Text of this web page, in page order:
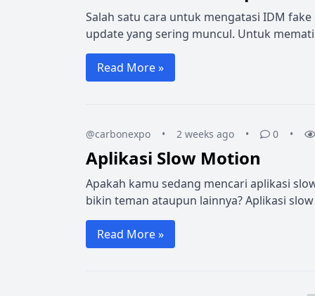
Salah satu cara untuk mengatasi IDM
update yang sering muncul. Untuk
Read More »
@carbonexpo • 2 weeks ago • 0 •
Aplikasi Slow Motion
Apakah kamu sedang mencari aplikasi
bikin teman ataupun lainnya? Aplikasi
Read More »